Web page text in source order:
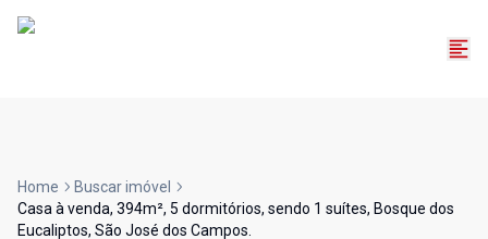
Home
Buscar imóvel
Casa à venda, 394m², 5 dormitórios, sendo 1 suítes, Bosque dos
Eucaliptos, São José dos Campos.